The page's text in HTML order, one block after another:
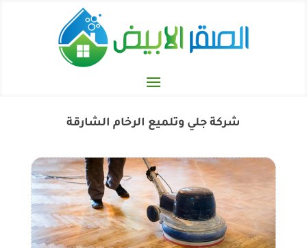
شركة جلي وتلميع الرخام الشارقة